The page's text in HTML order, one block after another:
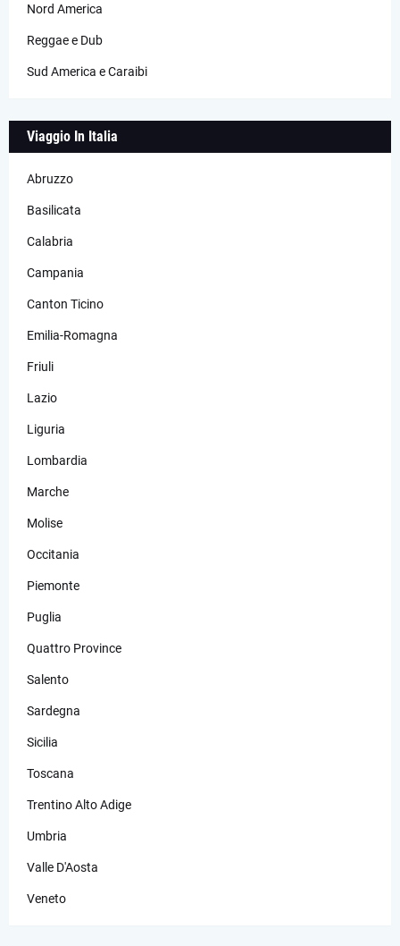
Nord America
Reggae e Dub
Sud America e Caraibi
Viaggio In Italia
Abruzzo
Basilicata
Calabria
Campania
Canton Ticino
Emilia-Romagna
Friuli
Lazio
Liguria
Lombardia
Marche
Molise
Occitania
Piemonte
Puglia
Quattro Province
Salento
Sardegna
Sicilia
Toscana
Trentino Alto Adige
Umbria
Valle D'Aosta
Veneto